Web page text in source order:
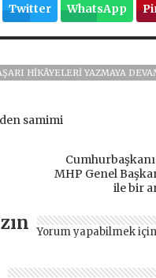
Twitter WhatsApp
HIKÂYELERI YAZMAYA
samimi
MHP Genel
ile bir
Yorum yapabilmek için